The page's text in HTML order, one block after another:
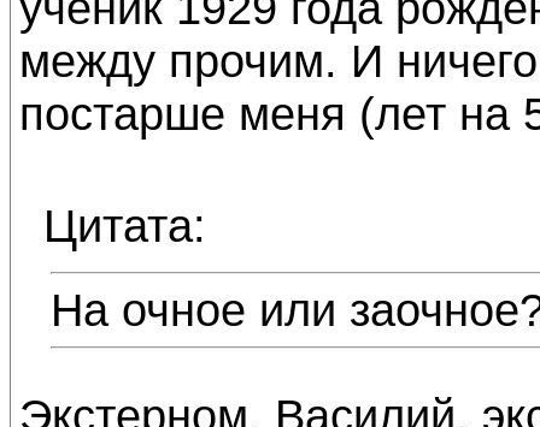
между прочим. И
постарше меня (лет на
Цитата:
На очное или
Экстерном, Василий.